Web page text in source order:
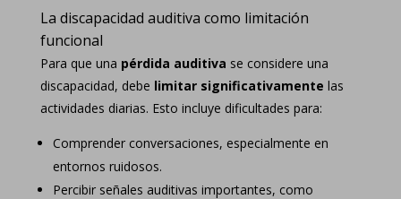
La discapacidad auditiva como limitación
funcional
Para que una pérdida auditiva se considere una
discapacidad, debe limitar significativamente las
actividades diarias. Esto incluye dificultades para:
Comprender conversaciones, especialmente en
entornos ruidosos.
Percibir señales auditivas importantes, como